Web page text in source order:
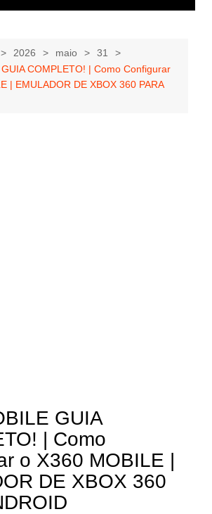
2026 maio
31
COMPLETO! | Como Configurar
| EMULADOR DE XBOX 360 PARA
GUIA
| Como
o X360 MOBILE |
DE XBOX 360